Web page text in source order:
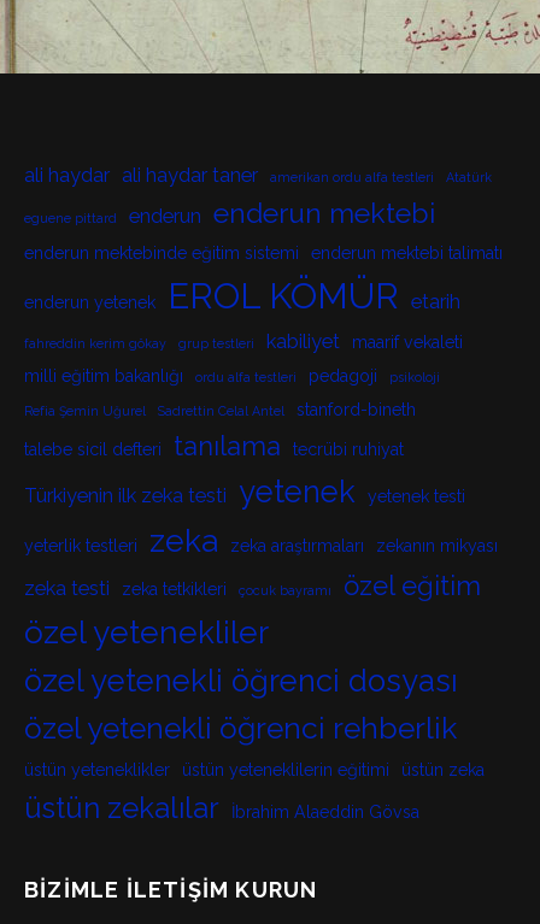
ali haydar ali haydar taner amerikan ordu alfa testleri Atatürk
eguene pittard enderun enderun mektebi
enderun mektebinde eğitim sistemi enderun mektebi talimatı
enderun yetenek EROL KÖMÜR etarih
fahreddin kerim gökay grup testleri kabiliyet
maarif vekaleti
milli eğitim bakanlığı
ordu alfa testleri pedagoji psikoloji
Refia Şemin Uğurel Sadrettin Celal Antel stanford-bineth
talebe sicil defteri tanılama tecrübi ruhiyat
Türkiyenin ilk zeka testi yetenek yetenek testi
yeterlik testleri zeka zeka araştırmaları zekanın mikyası
zeka testi zeka tetkikleri çocuk bayramı özel eğitim
özel yetenekliler
özel yetenekli öğrenci dosyası
özel yetenekli öğrenci rehberlik
üstün yeteneklikler üstün yeteneklilerin eğitimi üstün zeka
üstün zekalılar İbrahim Alaeddin Gövsa
BIZIMLE İLETIŞIM KURUN